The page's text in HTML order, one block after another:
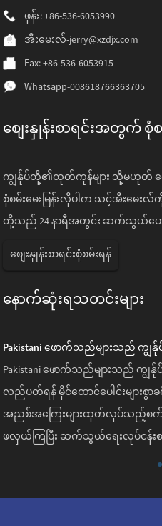
ဖုန်း: +86-536-6053990
အီးမေးလ်-jerry@xzdjx.com
Fax: +86-536-6053915
Whatsapp-008618766363705
စျေးနှုန်းစာရင်းအတွက် စုံ
ကျွန်ုပ်တို့၏ထုတ်ကုန်များ သို့မဟုတ် စ
စုံစမ်းမေးမြန်းလိုပါက သင့်အီးမေး
တို့သည် 24 နာရီအတွင်း ဆက်သွယ်ပေး
စျေးနှုန်းစာရင်းစုံစမ်းရန်
နောက်ဆုံးရသတင်းများ
Pakistani ဖောက်သည်များသည် က
Pakistani ဖောက်သည်များသည်
လည်ပတ်ရန် မိုင်ထောင်ပေါင်းများစွ
အညစ်အကြေးများထုတ်လုပ်သည့်စက်
ဖလှယ်ကြပြီး ဆက်သွယ်ရေးလုပ်ငန်း